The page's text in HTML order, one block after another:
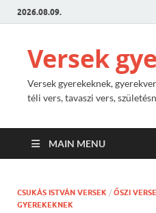
2026.08.09.
Versek
Versek gyerekeknek,
téli vers, tavaszi vers,
MAIN MENU
CSUKÁS ISTVÁN VERSEK / ŐSZI
GYEREKEKNEK